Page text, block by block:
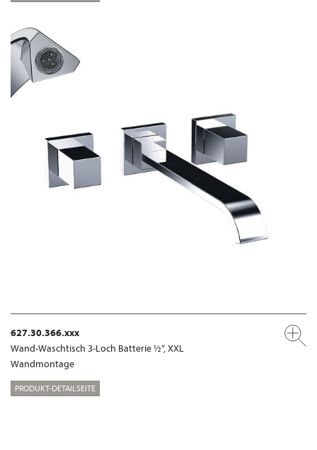
627.30.366.xxx
Wand-Waschtisch 3-Loch Batterie ½“, XXL
Wandmontage
PRODUKT-DETAILSEITE